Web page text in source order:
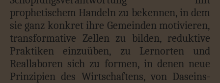
prophetischem Handeln zu bekennen, in dem
sie ganz konkret ihre Gemeinden motivieren,
transformative Zellen zu bilden, reduktive
Praktiken einzuüben, zu Lernorten und
Reallaboren sich zu formen, in denen neue
Prinzipien des Wirtschaftens, von Daseins-